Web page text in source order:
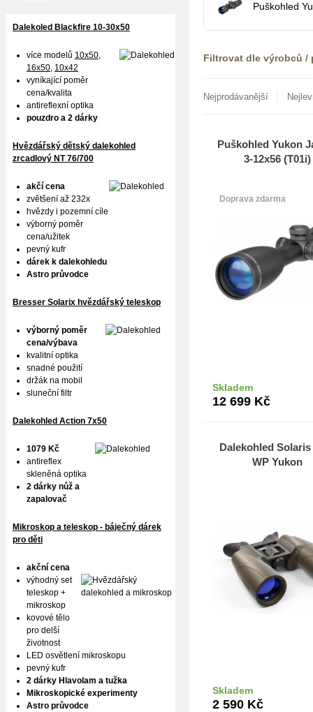
Puškohled
Filtrovat dle výrobců /
Nejprodávanější
Puškohled Yukon
3-12x56 (T01i)
Doprava zdarma
Skladem
12 699 Kč
Dalekohled Solaris
WP Yukon
Skladem
2 590 Kč
Dalekoled Blackfire 10-30x50
více modelů 10x50,
16x50, 10x42
vyníkající poměr
cena/kvalita
antireflexní optika
pouzdro a 2 dárky
Hvězdářský dětský dalekohled
zrcadlový NT 76/700
akčí cena
zvětšení až 232x
hvězdy i pozemní cíle
výborný poměr
cena/užitek
pevný kufr
dárek k dalekohledu
Astro průvodce
Bresser Solarix hvězdářský teleskop
výborný poměr
cena/výbava
kvalitní optika
snadné použití
držák na mobil
sluneční filtr
Dalekohled Action 7x50
1079 Kč
antireflex
skleněná optika
2 dárky nůž a
zapalovač
Mikroskop a teleskop - báječný dárek
pro děti
akční cena
výhodný set
teleskop +
mikroskop
kovové tělo
pro delší
životnost
LED osvětlení mikroskopu
pevný kufr
2 dárky Hlavolam a tužka
Mikroskopické experimenty
Astro průvodce